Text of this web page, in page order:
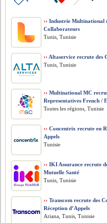
›› Industrie Multinational
Collaborateurs
Tunis, Tunisie
›› Altaservice recrute des
Tunis, Tunisie
›› Multinational MC
Representatives French /
Toutes les régions, Tunisie
›› Concentrix recrute en
Appels
Tunisie
›› IKI Assurance recrute
Mutuelle Santé
Tunis, Tunisie
›› Transcom recrute des
Réception d’Appels
Ariana, Tunis, Tunisie